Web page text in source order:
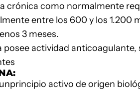
crónica como normalmente
entre los 600 y los 1.200
3 meses.
posee actividad
activo de origen